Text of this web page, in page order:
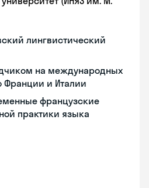
лингвистический
на международных
Франции и Италии
французские
практики языка